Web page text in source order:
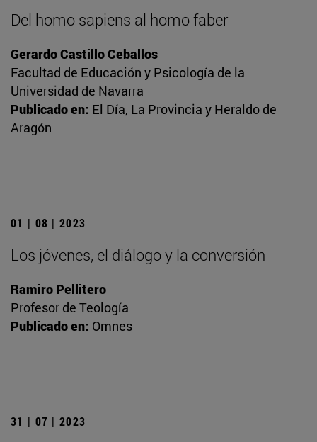
Del homo sapiens al homo faber
Gerardo Castillo Ceballos
Facultad de Educación y Psicología de la
Universidad de Navarra
Publicado en: El Día, La Provincia y Heraldo de
Aragón
01 | 08 | 2023
Los jóvenes, el diálogo y la conversión
Ramiro Pellitero
Profesor de Teología
Publicado en: Omnes
31 | 07 | 2023